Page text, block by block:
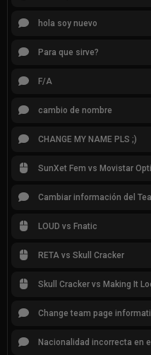
hola soy nuevo
Para que sirve?
F/A
cambio de nombre
CHANGE MY NAME PLS ;)
SunXet Fem vs Movistar
Cambiar información del
LOUD vs Fnatic
RETA vs Skull Cracker
Skull Cracker vs Making It
Change team page
Nacionalidad incorrecta en